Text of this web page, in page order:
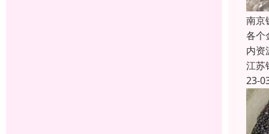
南京
各个
内资
江苏
23-